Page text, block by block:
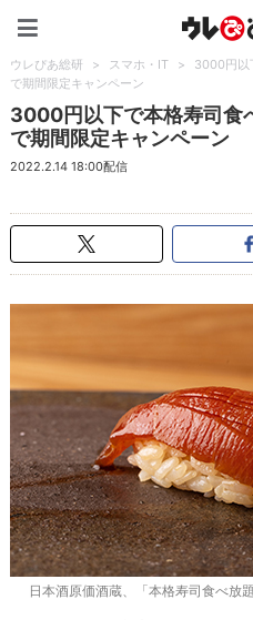
ウレぴあ総研 > スマホ・IT >
3000円以
で期間限定キャンペーン
3000円以下で本格寿司
で期間限定キャンペーン
2022.2.14 18:00配信
日本酒原価酒蔵、「本格寿司食べ放